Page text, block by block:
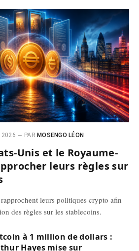
2026 PAR MOSENGO LÉON
Unis et le Royaume-
leurs règles sur
leurs politiques crypto afin
des règles sur les stablecoins.
à 1 million de dollars :
Hayes mise sur